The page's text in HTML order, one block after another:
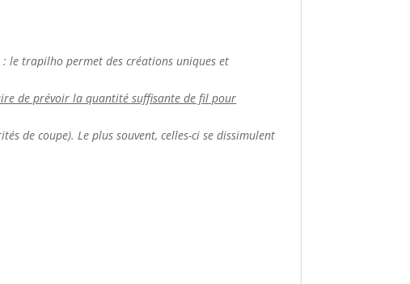
le trapilho permet des créations uniques et
de prévoir la quantité suffisante de fil pour
de coupe). Le plus souvent, celles-ci se dissimulent